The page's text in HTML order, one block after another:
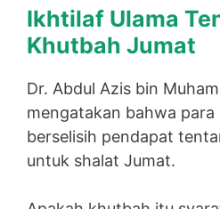
Ikhtilaf Ulama
Khutbah Jumat
Dr. Abdul Azis bin
mengatakan bahwa para
berselisih pendapat
untuk shalat Jumat.